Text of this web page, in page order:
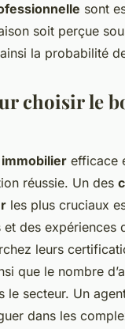
sont
soit perçue
la probabilité
choisir le
efficace
réussie. Un des
les plus cruciaux
des expériences
leurs
que le nombre
le secteur. Un
dans les